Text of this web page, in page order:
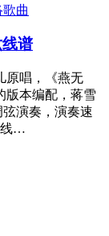
歌曲
谱
原唱，《燕无
版本编配，蒋雪
演奏，演奏速
线…